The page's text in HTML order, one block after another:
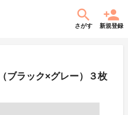
さがす 新規登録
ブラック×グレー）３枚